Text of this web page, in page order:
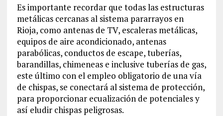
Es importante recordar que todas las estructuras
metálicas cercanas al sistema pararrayos en
Rioja, como antenas de TV, escaleras metálicas,
equipos de aire acondicionado, antenas
parabólicas, conductos de escape, tuberías,
barandillas, chimeneas e inclusive tuberías de gas,
este último con el empleo obligatorio de una vía
de chispas, se conectará al sistema de protección,
para proporcionar ecualización de potenciales y
así eludir chispas peligrosas.